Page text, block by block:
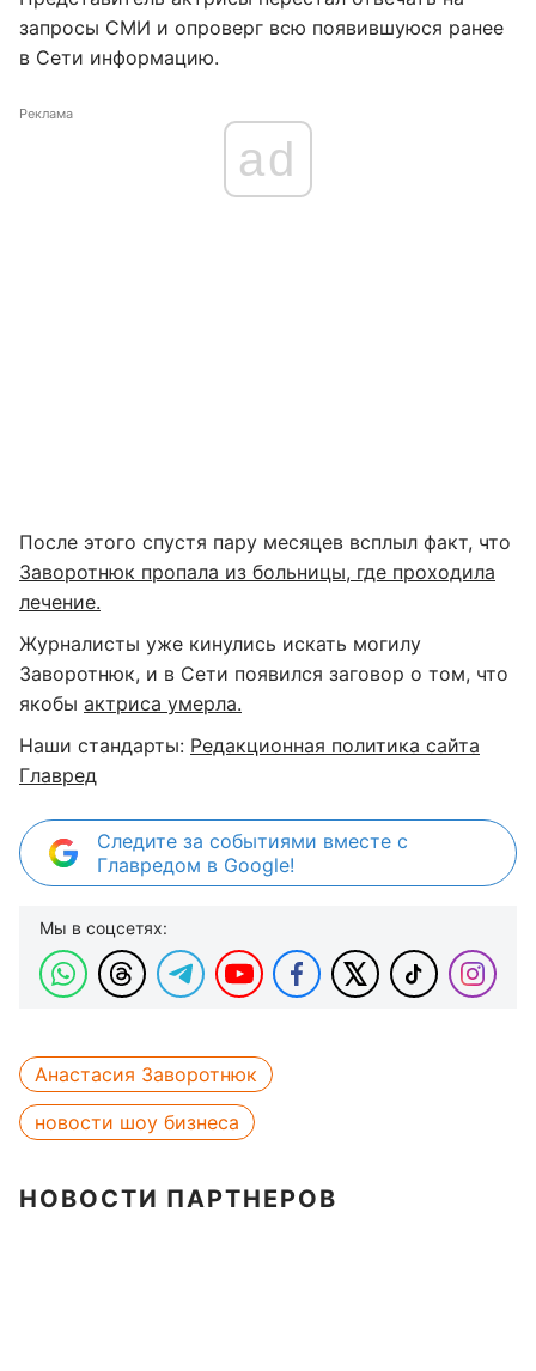
запросы СМИ и опроверг всю появившуюся ранее
в Сети информацию.
Реклама
ad
После этого спустя пару месяцев всплыл факт, что
Заворотнюк пропала из больницы, где проходила
лечение.
Журналисты уже кинулись искать могилу
Заворотнюк, и в Сети появился заговор о том, что
якобы актриса умерла.
Наши стандарты: Редакционная политика сайта
Главред
Следите за событиями вместе с
Главредом в Google!
Мы в соцсетях:
Анастасия Заворотнюк
новости шоу бизнеса
НОВОСТИ ПАРТНЕРОВ